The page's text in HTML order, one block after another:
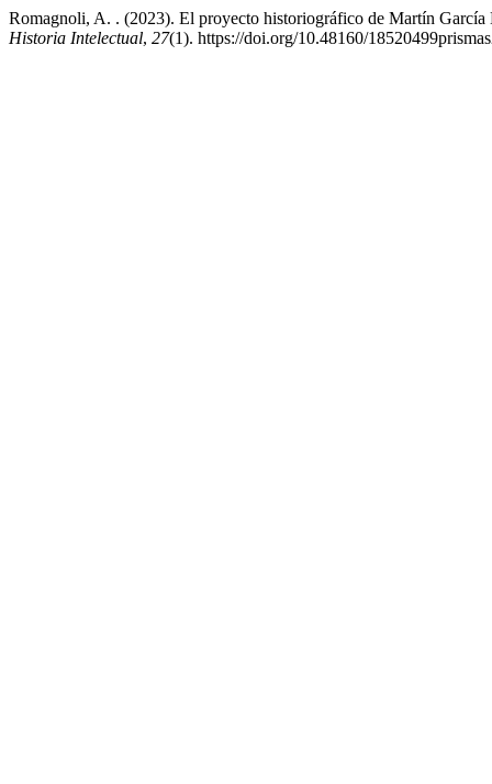
Romagnoli, A. . (2023). El proyecto historiográfico de Martín
Historia Intelectual, 27(1). https://doi.org/10.48160/